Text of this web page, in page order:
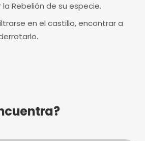
Rebelión de su especie.
en el castillo, encontrar a